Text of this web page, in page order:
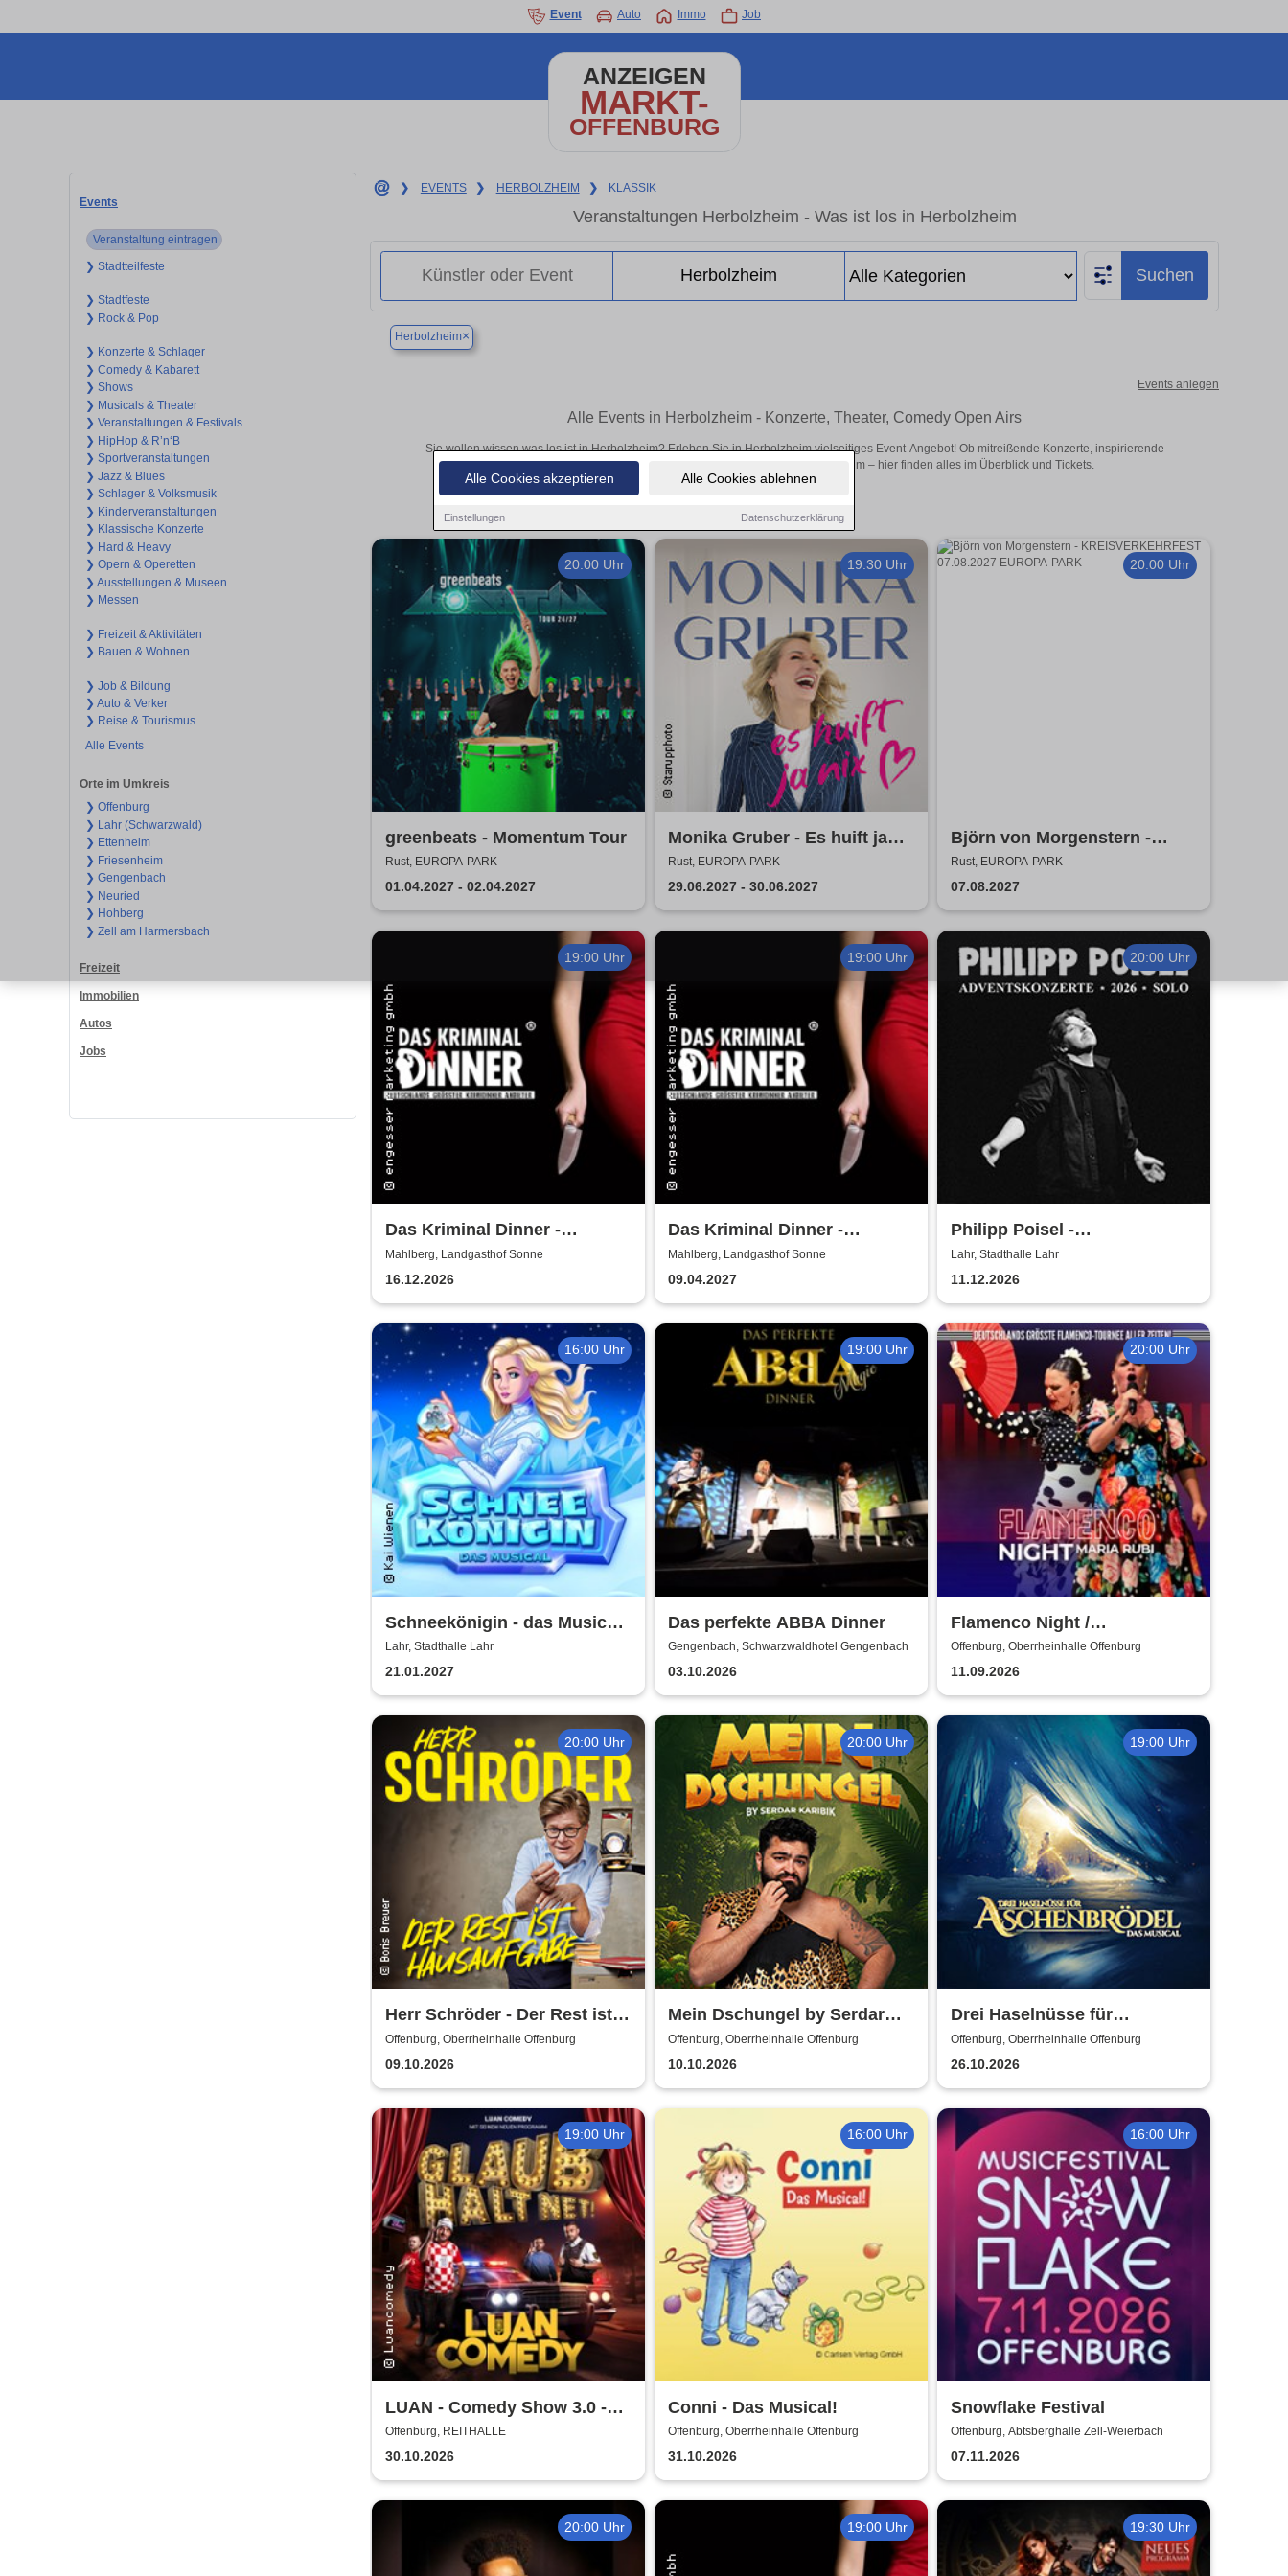
Alle Cookies akzeptieren Alle Cookies ablehnen
Einstellungen Datenschutzerklärung
Event Auto Immo Job
ANZEIGEN
MARKT-
OFFENBURG
Events
Veranstaltung eintragen
❯ Stadtteilfeste
❯ Stadtfeste
❯ Rock & Pop
❯ Konzerte & Schlager
❯ Comedy & Kabarett
❯ Shows
❯ Musicals & Theater
❯ Veranstaltungen & Festivals
❯ HipHop & R’n‘B
❯ Sportveranstaltungen
❯ Jazz & Blues
❯ Schlager & Volksmusik
❯ Kinderveranstaltungen
❯ Klassische Konzerte
❯ Hard & Heavy
❯ Opern & Operetten
❯ Ausstellungen & Museen
❯ Messen
❯ Freizeit & Aktivitäten
❯ Bauen & Wohnen
❯ Job & Bildung
❯ Auto & Verker
❯ Reise & Tourismus
Alle Events
Orte im Umkreis
❯ Offenburg
❯ Lahr (Schwarzwald)
❯ Ettenheim
❯ Friesenheim
❯ Gengenbach
❯ Neuried
❯ Hohberg
❯ Zell am Harmersbach
Freizeit
Immobilien
Autos
Jobs
❯ EVENTS ❯ HERBOLZHEIM ❯ KLASSIK
Veranstaltungen Herbolzheim - Was ist los in Herbolzheim
Suchen
Herbolzheim×
Events anlegen
Alle Events in Herbolzheim - Konzerte, Theater, Comedy Open Airs
Sie wollen wissen was los ist in Herbolzheim? Erleben Sie in Herbolzheim vielseitiges Event-Angebot! Ob mitreißende Konzerte, inspirierende
Theateraufführungen oder aufregende Veranstaltungen in Herbolzheim – hier finden alles im Überblick und Tickets.
20:00 Uhr
greenbeats - Momentum Tour
Rust, EUROPA-PARK
01.04.2027 - 02.04.2027
19:30 Uhr
Monika Gruber - Es huift ja
nix
Rust, EUROPA-PARK
29.06.2027 - 30.06.2027
20:00 Uhr
Björn von Morgenstern -
Kreisverkehrfest
Rust, EUROPA-PARK
07.08.2027
19:00 Uhr
Das Kriminal Dinner -
Hauptkommissar Schröder
ermittelt
Mahlberg, Landgasthof Sonne
16.12.2026
19:00 Uhr
Das Kriminal Dinner -
Alpenkrimi: Knödelmord beim
Gipfeltreffen
Mahlberg, Landgasthof Sonne
09.04.2027
20:00 Uhr
Philipp Poisel -
Adventskonzerte 2026 - Solo
Lahr, Stadthalle Lahr
11.12.2026
16:00 Uhr
Schneekönigin - das Musical |
Theater Liberi
Lahr, Stadthalle Lahr
21.01.2027
19:00 Uhr
Das perfekte ABBA Dinner
Gengenbach, Schwarzwaldhotel Gengenbach
03.10.2026
20:00 Uhr
Flamenco Night /
Flamencomanía Tour 26/27 -
Deutschlands größte
Flamenco-Tournee
Offenburg, Oberrheinhalle Offenburg
11.09.2026
20:00 Uhr
Herr Schröder - Der Rest ist
Hausaufgabe
Offenburg, Oberrheinhalle Offenburg
09.10.2026
20:00 Uhr
Mein Dschungel by Serdar
Karibik
Offenburg, Oberrheinhalle Offenburg
10.10.2026
19:00 Uhr
Drei Haselnüsse für
Aschenbrödel - Das Musical
Offenburg, Oberrheinhalle Offenburg
26.10.2026
19:00 Uhr
LUAN - Comedy Show 3.0 -
Glaub halt net!
Offenburg, REITHALLE
30.10.2026
16:00 Uhr
Conni - Das Musical!
Offenburg, Oberrheinhalle Offenburg
31.10.2026
16:00 Uhr
Snowflake Festival
Offenburg, Abtsberghalle Zell-Weierbach
07.11.2026
20:00 Uhr 19:00 Uhr 19:30 Uhr